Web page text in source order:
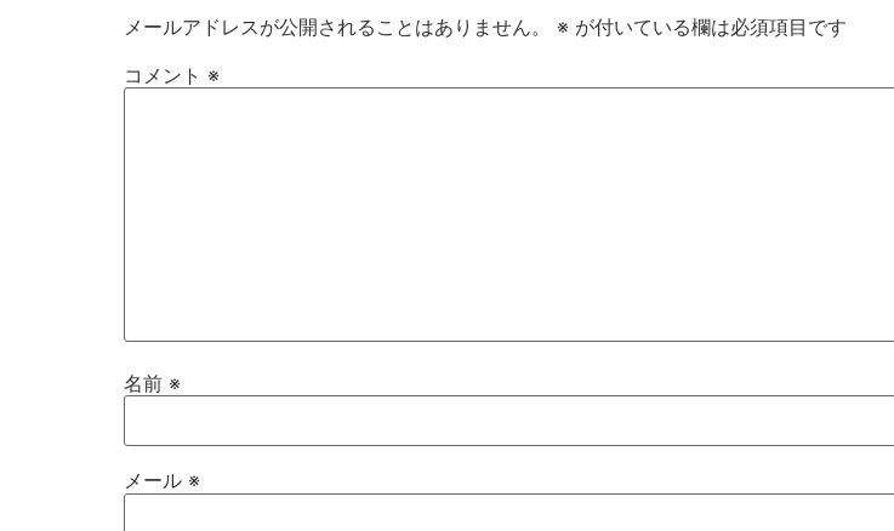
メールアドレスが公開されることはありません。 ※ が付いている欄は必須項目です
コメント ※
名前 ※
メール ※